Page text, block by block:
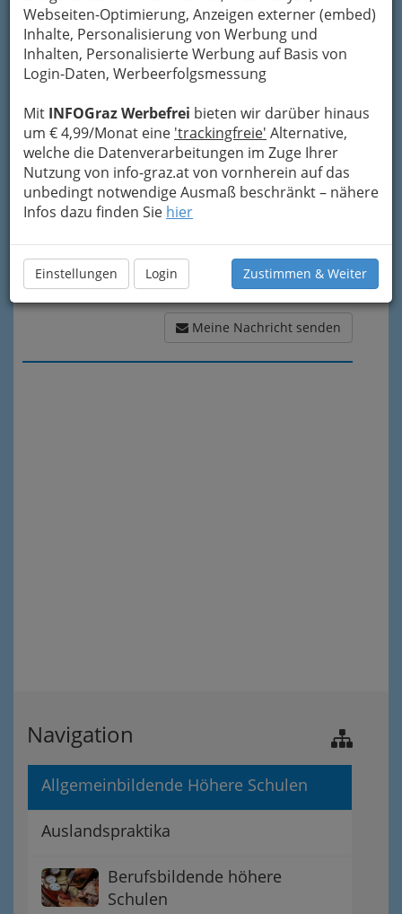
Webseiten-Optimierung, Anzeigen externer (embed)
Inhalte, Personalisierung von Werbung und
Inhalten, Personalisierte Werbung auf Basis von
Login-Daten, Werbeerfolgsmessung
Mit INFOGraz Werbefrei bieten wir darüber hinaus
um € 4,99/Monat eine 'trackingfreie' Alternative,
welche die Datenverarbeitungen im Zuge Ihrer
Nutzung von info-graz.at von vornherein auf das
unbedingt notwendige Ausmaß beschränkt – nähere
Infos dazu finden Sie hier
Einstellungen Login Zustimmen & Weiter
Mein Betreff
Meine Nachricht
Meine Nachricht senden
Navigation
Allgemeinbildende Höhere Schulen
Auslandspraktika
Berufsbildende höhere
Schulen